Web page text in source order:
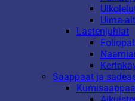
Uima-
Lastenjuhlat
Saappaat ja